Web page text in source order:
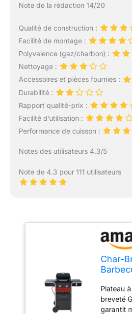
Note de la rédaction 14/20
Qualité de construction :
Facilité de montage :
Polyvalence (gaz/charbon) :
Nettoyage :
Accessoires et pièces fournies :
Durabilité :
Rapport qualité-prix :
Facilité d’utilisation :
Performance de cuisson :
Notes des utilisateurs 4.3/5
Note de 4.3 pour 111 utilisateurs
Char-
pour
Plateau
breveté
garantit